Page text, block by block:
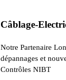
Câblage-
Notre Partenaire
dépannages et
Contrôles NIBT